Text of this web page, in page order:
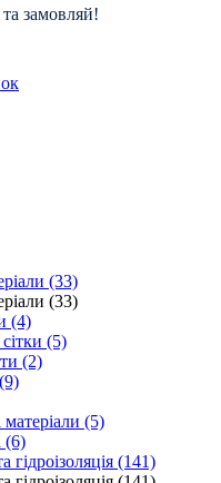
замовляй!
(33)
(33)
(4)
(5)
(2)
матеріали (5)
(6)
гідроізоляція (141)